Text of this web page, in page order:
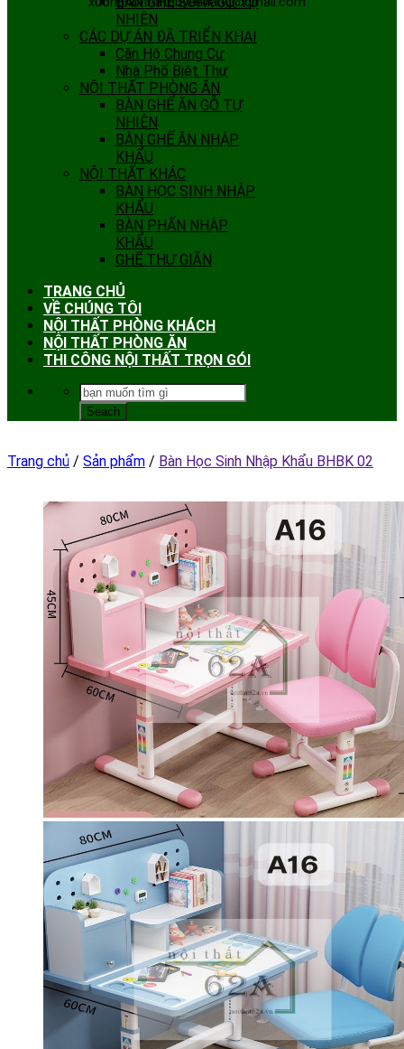
NHIÊN
CÁC DỰ ÁN ĐÃ TRIỂN KHAI
Căn Hộ Chung Cư
Nhà Phố Biệt Thự
NỘI THẤT PHÒNG ĂN
BÀN GHẾ ĂN GỖ TỰ
NHIÊN
BÀN GHẾ ĂN NHẬP
KHẨU
NỘI THẤT KHÁC
BÀN HỌC SINH NHẬP
KHẨU
BÀN PHẤN NHẬP
KHẨU
GHẾ THƯ GIÃN
TRANG CHỦ
VỀ CHÚNG TÔI
NỘI THẤT PHÒNG KHÁCH
NỘI THẤT PHÒNG ĂN
THI CÔNG NỘI THẤT TRỌN GÓI
Trang chủ / Sản phẩm / Bàn Học Sinh Nhập Khẩu BHBK 02